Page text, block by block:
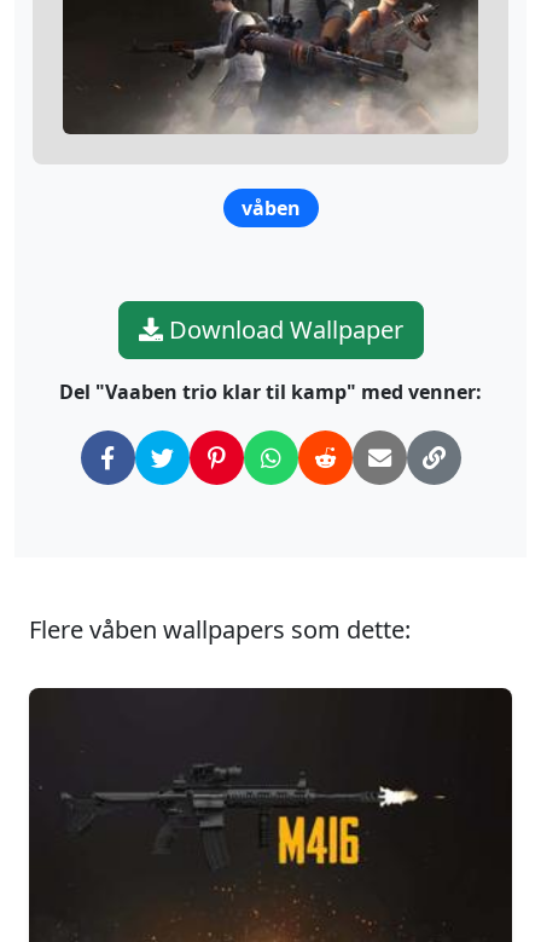
våben
Download Wallpaper
Del "Vaaben trio klar til kamp" med venner:
Flere våben wallpapers som dette: